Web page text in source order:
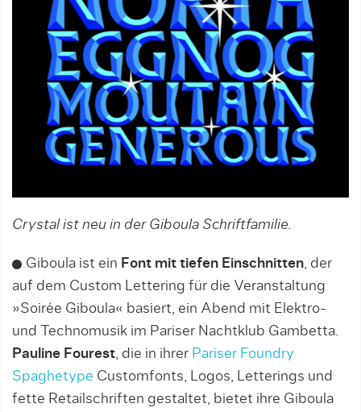
Crystal ist neu in der Giboula Schriftfamilie.
Giboula ist ein Font mit tiefen Einschnitten, der
auf dem Custom Lettering für die Veranstaltung
»Soirée Giboula« basiert, ein Abend mit Elektro-
und Technomusik im Pariser Nachtklub Gambetta.
Pauline Fourest, die in ihrer Pariser Foundry
Spaghetype Customfonts, Logos, Letterings und
fette Retailschriften gestaltet, bietet ihre Giboula